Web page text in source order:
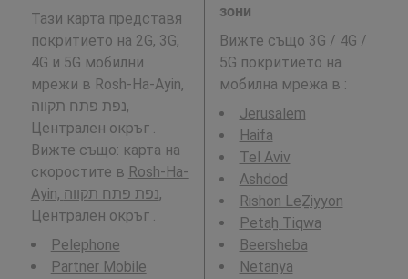
Тази карта представя
покритието на 2G, 3G,
4G и 5G мобилни
мрежи в Rosh-Ha-Ayin,
נפת פתח תקווה,
Централен окръг .
Вижте също: карта на
скоростите в Rosh-Ha-
Ayin, נפת פתח תקווה,
Централен окръг.
Pelephone
Partner Mobile
зони
Вижте също 3G / 4G /
5G покритието на
мобилна мрежа в :
Jerusalem
Haifa
Tel Aviv
Ashdod
Rishon LeẔiyyon
Petaẖ Tiqwa
Beersheba
Netanya